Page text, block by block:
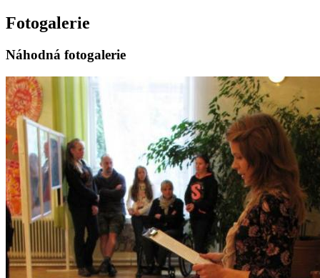
Fotogalerie
Náhodná fotogalerie